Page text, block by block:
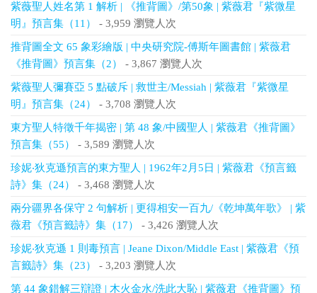
紫薇聖人姓名第 1 解析 | 《推背圖》/第50象 | 紫薇君『紫微星
明』預言集（11）
- 3,959 瀏覽人次
推背圖全文 65 象彩繪版 | 中央研究院-傅斯年圖書館 | 紫薇君
《推背圖》預言集（2）
- 3,867 瀏覽人次
紫薇聖人彌賽亞 5 點破斥 | 救世主/Messiah | 紫薇君『紫微星
明』預言集（24）
- 3,708 瀏覽人次
東方聖人特徵千年揭密 | 第 48 象/中國聖人 | 紫薇君《推背圖》
預言集（55）
- 3,589 瀏覽人次
珍妮‧狄克遜預言的東方聖人 | 1962年2月5日 | 紫薇君《預言籤
詩》集（24）
- 3,468 瀏覽人次
兩分疆界各保守 2 句解析 | 更得相安一百九/《乾坤萬年歌》 | 紫
薇君《預言籤詩》集（17）
- 3,426 瀏覽人次
珍妮‧狄克遜 1 則毒預言 | Jeane Dixon/Middle East | 紫薇君《預
言籤詩》集（23）
- 3,203 瀏覽人次
第 44 象錯解三辯證 | 木火金水/洗此大恥 | 紫薇君《推背圖》預